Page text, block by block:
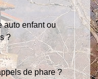
auto enfant ou
?
de phare ?